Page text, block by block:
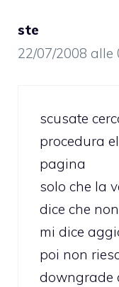
ste
22/07/2008 alle
scusate
procedura
pagina
solo che la
dice che
mi dice
poi non
downgrade